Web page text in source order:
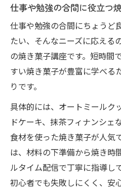
仕事や勉強の合間に役立つ
仕事や勉強の合間にちょうど
たい、そんなニーズに応える
の焼き菓子講座です。短時間
すい焼き菓子が豊富に学べる
りです。
具体的には、オートミールク
ドケーキ、抹茶フィナンシェ
食材を使った焼き菓子が人気
は、材料の下準備から焼き時
ルタイム配信で丁寧に指導し
初心者でも失敗しにくく、安